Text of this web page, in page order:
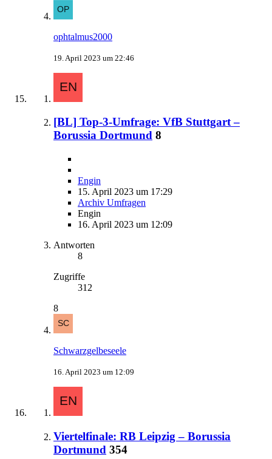
ophtalmus2000
19. April 2023 um 22:46
[BL] Top-3-Umfrage: VfB Stuttgart –
Borussia Dortmund 8
Engin
15. April 2023 um 17:29
Archiv Umfragen
Engin
16. April 2023 um 12:09
Antworten
8
Zugriffe
312
8
Schwarzgelbeseele
16. April 2023 um 12:09
Viertelfinale: RB Leipzig – Borussia
Dortmund 354